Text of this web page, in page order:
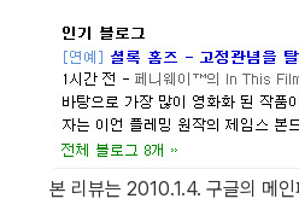
본 리뷰는 2010.1.4. 구글의 메